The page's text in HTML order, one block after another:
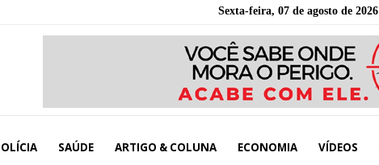
Sexta-feira, 07 de agosto de 2026
SAÚDE ARTIGO & COLUNA ECONOMIA VÍDEOS